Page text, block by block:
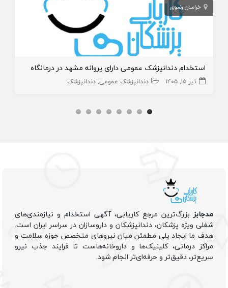
خراسان رضوی
استخدام دندانپزشک عمومی دارای پروانه مشهد در درمانگاه
تیر ۱۵, ۱۴۰۵ دندانپزشک عمومی دندانپزشک
مدجابزبزرگ‌ترین مرجع کاریابی، آگهی استخدام و نیازمندی‌های
شغلی ویژه پزشکان، دندانپزشکان و داروسازان در سراسر ایران است.
هدف ما ایجاد پلی مطمئن میان نیروهای متخصص حوزه سلامت و
مراکز درمانی، کلینیک‌ها و داروخانه‌هاست تا فرایند جذب نیرو
سریع‌تر، دقیق‌تر و حرفه‌ای‌تر انجام شود.